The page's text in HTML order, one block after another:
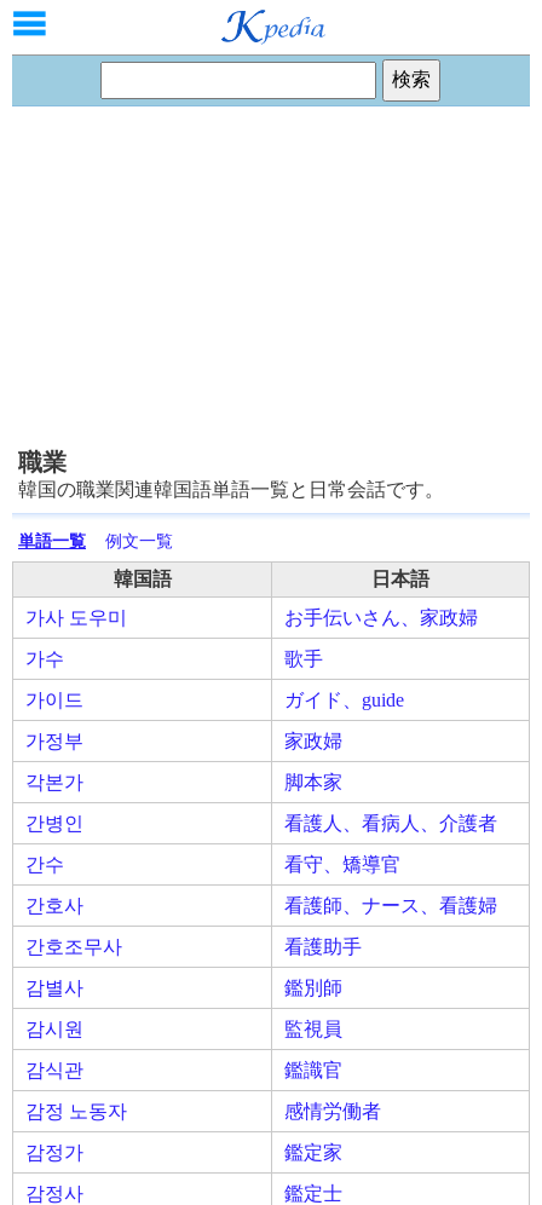
職業
韓国の職業関連韓国語単語一覧と日常会話です。
単語一覧 例文一覧
韓国語
日本語
가사 도우미
お手伝いさん、家政婦
가수
歌手
가이드
ガイド、guide
가정부
家政婦
각본가
脚本家
간병인
看護人、看病人、介護者
간수
看守、矯導官
간호사
看護師、ナース、看護婦
간호조무사
看護助手
감별사
鑑別師
감시원
監視員
감식관
鑑識官
감정 노동자
感情労働者
감정가
鑑定家
감정사
鑑定士